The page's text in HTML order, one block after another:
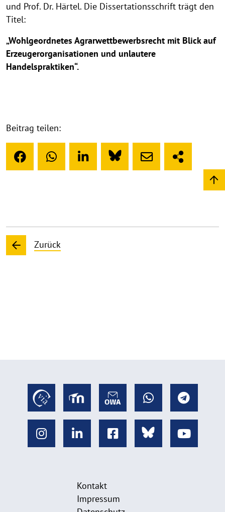
und Prof. Dr. Härtel. Die Dissertationsschrift trägt den
Titel:
„Wohlgeordnetes Agrarwettbewerbsrecht mit Blick auf
Erzeugerorganisationen und unlautere
Handelspraktiken“.
Beitrag teilen:
Zurück
Kontakt
Impressum